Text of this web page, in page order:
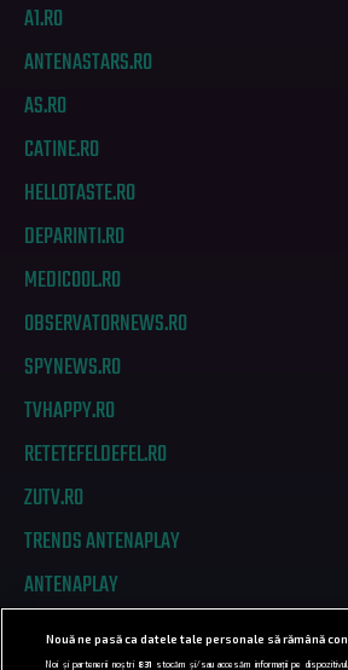
A1.RO
ANTENASTARS.RO
AS.RO
CATINE.RO
HELLOTASTE.RO
DEPARINTI.RO
MEDICOOL.RO
OBSERVATORNEWS.RO
SPYNEWS.RO
TVHAPPY.RO
RETETEFELDEFEL.RO
ZUTV.RO
TRENDS ANTENAPLAY
ANTENAPLAY
PRIVACY
Nouă ne pasă ca datele tale personale să rămână
Noi și partenerii noștri 831 stocăm și/sau accesăm informații pe dispozitivul